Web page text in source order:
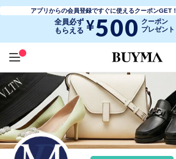
アプリからの会員登録ですぐに使えるクーポンGET！
全員必ず
もらえる ¥500 クーポン
プレゼント